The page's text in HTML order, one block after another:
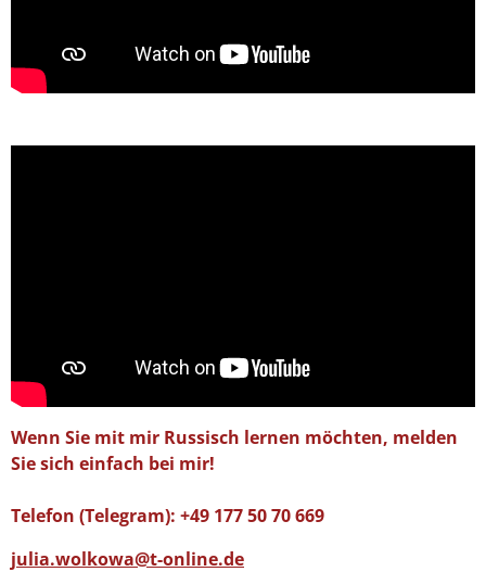
Wenn Sie mit mir Russisch lernen möchten, melden
Sie sich einfach bei mir!
Telefon (Telegram): +49 177 50 70 669
julia.wolkowa@t-online.de